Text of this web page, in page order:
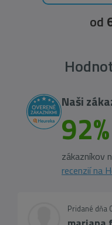
od
Naši
92%
zákazníkov
recenzií na
Pridané dňa